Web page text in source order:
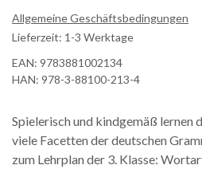
Allgemeine Geschäftsbedingungen
Lieferzeit: 1-3 Werktage
EAN: 9783881002134
HAN: 978-3-88100-213-4
Spielerisch und kindgemäß lernen
viele Facetten der deutschen
zum Lehrplan der 3. Klasse: